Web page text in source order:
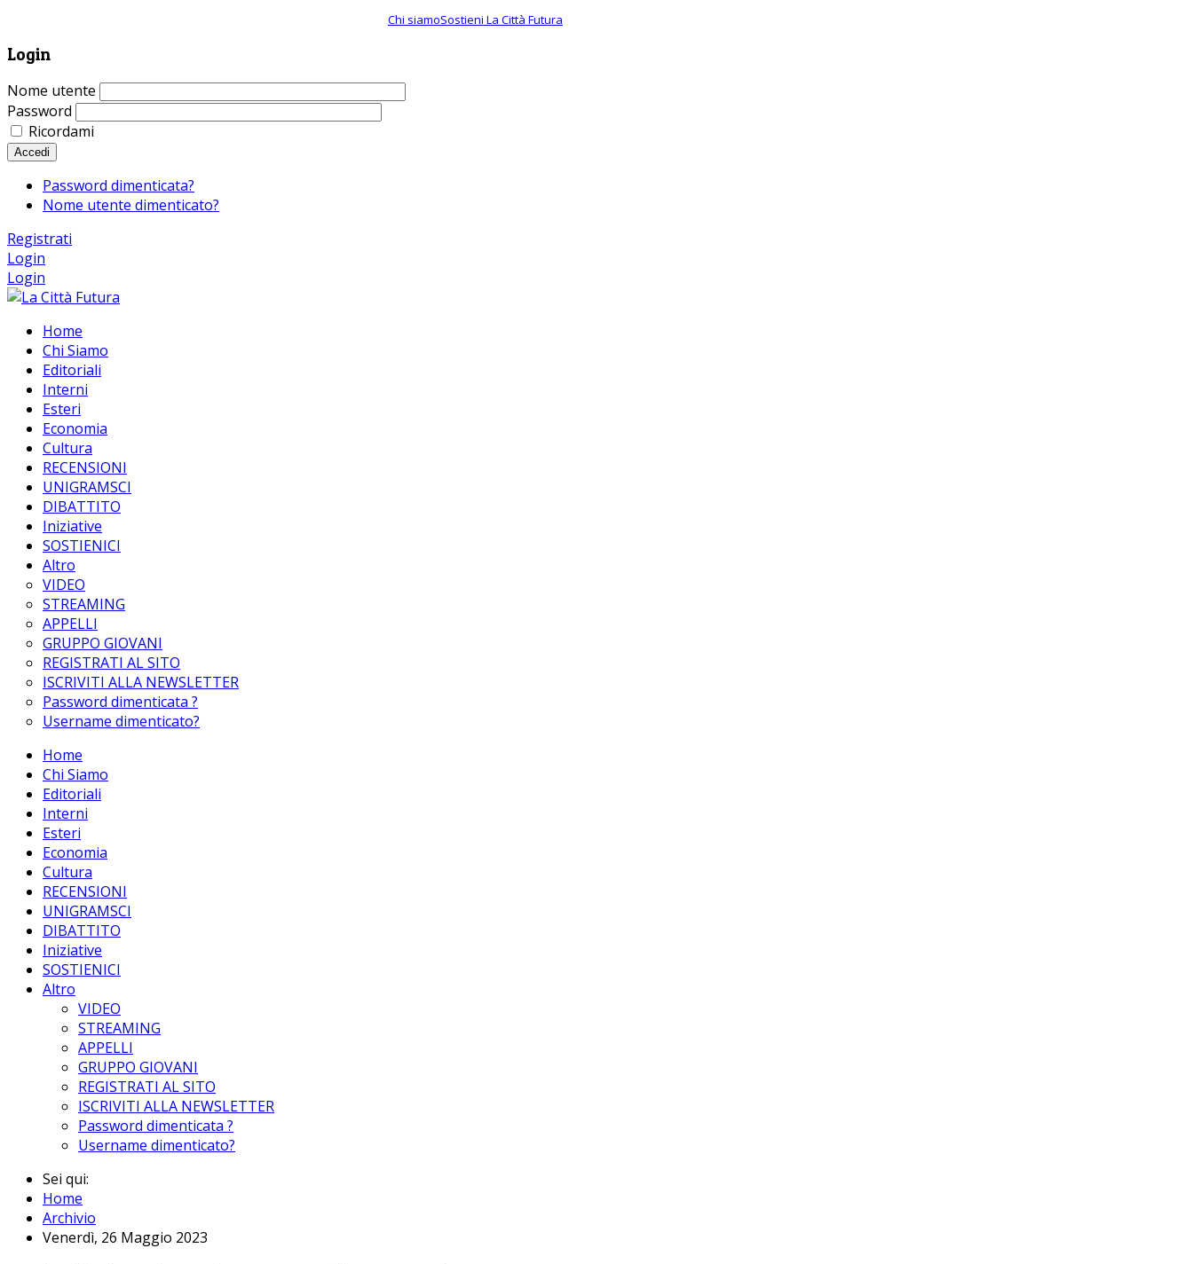
Chi siamoSostieni La Città Futura
Login
Nome utente
Password
Ricordami
Accedi
Password dimenticata?
Nome utente dimenticato?
Registrati
Login
Login
Home
Chi Siamo
Editoriali
Interni
Esteri
Economia
Cultura
RECENSIONI
UNIGRAMSCI
DIBATTITO
Iniziative
SOSTIENICI
Altro
VIDEO
STREAMING
APPELLI
GRUPPO GIOVANI
REGISTRATI AL SITO
ISCRIVITI ALLA NEWSLETTER
Password dimenticata ?
Username dimenticato?
Home
Chi Siamo
Editoriali
Interni
Esteri
Economia
Cultura
RECENSIONI
UNIGRAMSCI
DIBATTITO
Iniziative
SOSTIENICI
Altro
VIDEO
STREAMING
APPELLI
GRUPPO GIOVANI
REGISTRATI AL SITO
ISCRIVITI ALLA NEWSLETTER
Password dimenticata ?
Username dimenticato?
Sei qui:
Home
Archivio
Venerdì, 26 Maggio 2023